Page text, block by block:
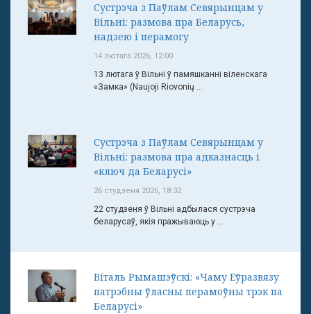
Сустрэча з Паўлам Севярынцам у
Вільні: размова пра Беларусь,
надзею і перамогу
14 лютага 2026, 12:00
13 лютага ў Вільні ў памяшканні віленскага
«Замка» (Naujoji Riovonių ...
Сустрэча з Паўлам Севярынцам у
Вільні: размова пра адказнасць і
«ключ да Беларусі»
26 студзеня 2026, 18:32
22 студзеня ў Вільні адбылася сустрэча
беларусаў, якія пражываюць у ...
Віталь Рымашэўскі: «Чаму Еўразвязу
патрэбны ўласны перамоўны трэк па
Беларусі»